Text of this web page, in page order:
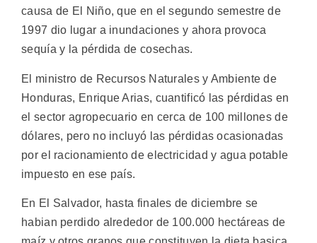
causa de El Niño, que en el segundo semestre de
1997 dio lugar a inundaciones y ahora provoca
sequía y la pérdida de cosechas.
El ministro de Recursos Naturales y Ambiente de
Honduras, Enrique Arias, cuantificó las pérdidas en
el sector agropecuario en cerca de 100 millones de
dólares, pero no incluyó las pérdidas ocasionadas
por el racionamiento de electricidad y agua potable
impuesto en ese país.
En El Salvador, hasta finales de diciembre se
habian perdido alrededor de 100.000 hectáreas de